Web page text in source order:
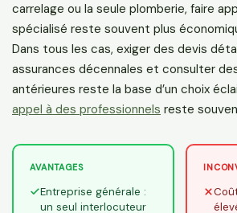
carrelage ou la seule plomberie, faire
spécialisé reste souvent plus
Dans tous les cas, exiger des devis
assurances décennales et consulter
antérieures reste la base d’un choix
appel à des professionnels reste
AVANTAGES
Entreprise générale :
un seul interlocuteur